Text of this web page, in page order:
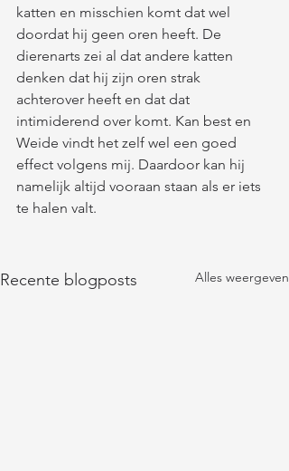
katten en misschien komt dat wel
doordat hij geen oren heeft. De
dierenarts zei al dat andere katten
denken dat hij zijn oren strak
achterover heeft en dat dat
intimiderend over komt. Kan best en
Weide vindt het zelf wel een goed
effect volgens mij. Daardoor kan hij
namelijk altijd vooraan staan als er iets
te halen valt.
Recente blogposts Alles weergeven